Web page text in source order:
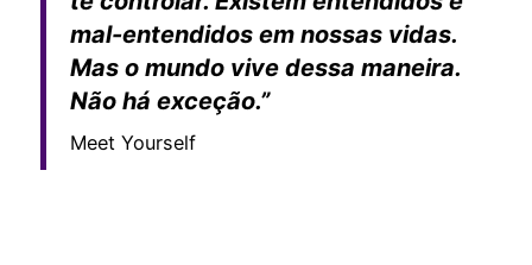
mal-entendidos em nossas vidas.
Mas o mundo vive dessa maneira.
Não há exceção.”
Meet Yourself